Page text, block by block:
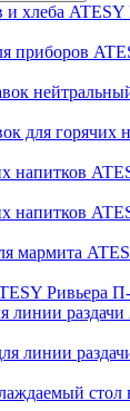
хлеба ATESY
приборов
для
напитков
напитков
мармита
Ривьера
линии раздачи
линии
стол